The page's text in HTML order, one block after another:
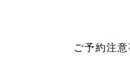
ご予約注